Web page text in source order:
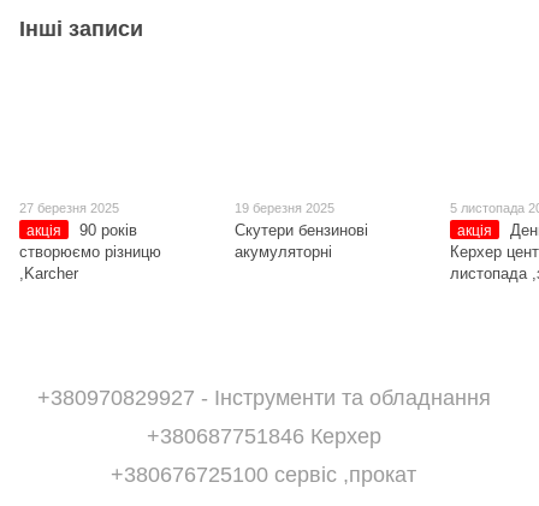
Інші записи
27 березня 2025
акція
90 років
створюємо різницю
,Karcher
19 березня 2025
Скутери бензинові
акумуляторні
5 листопада
акція
Керхер
листопада
+380970829927 - Інструменти та обладнання
+380687751846 Керхер
+380676725100 сервіс ,прокат